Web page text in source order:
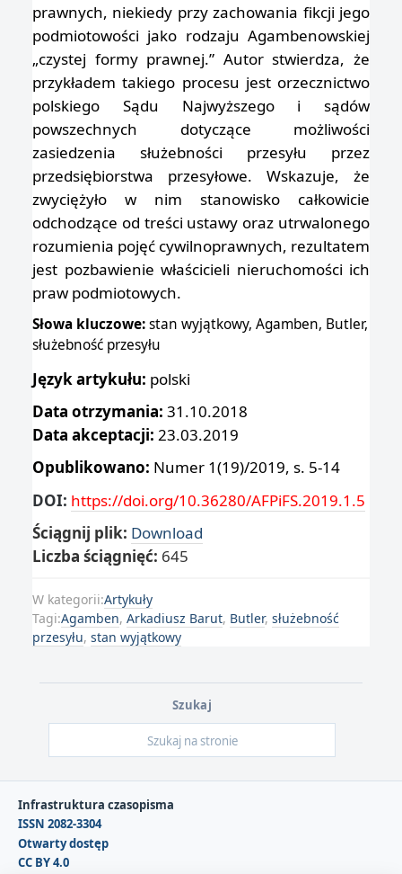
prawnych, niekiedy przy zachowania fikcji jego
podmiotowości jako rodzaju Agambenowskiej
„czystej formy prawnej.” Autor stwierdza, że
przykładem takiego procesu jest orzecznictwo
polskiego Sądu Najwyższego i sądów
powszechnych dotyczące możliwości
zasiedzenia służebności przesyłu przez
przedsiębiorstwa przesyłowe. Wskazuje, że
zwyciężyło w nim stanowisko całkowicie
odchodzące od treści ustawy oraz utrwalonego
rozumienia pojęć cywilnoprawnych, rezultatem
jest pozbawienie właścicieli nieruchomości ich
praw podmiotowych.
Słowa kluczowe:stan wyjątkowy, Agamben, Butler,
służebność przesyłu
Język artykułu: polski
Data otrzymania: 31.10.2018
Data akceptacji: 23.03.2019
Opublikowano: Numer 1(19)/2019, s. 5-14
DOI: https://doi.org/10.36280/AFPiFS.2019.1.5
Ściągnij plik: Download
Liczba ściągnięć: 645
W kategorii:Artykuły
Tagi:Agamben, Arkadiusz Barut, Butler, służebność
przesyłu, stan wyjątkowy
Szukaj
Infrastruktura czasopisma
ISSN 2082-3304
Otwarty dostęp
CC BY 4.0